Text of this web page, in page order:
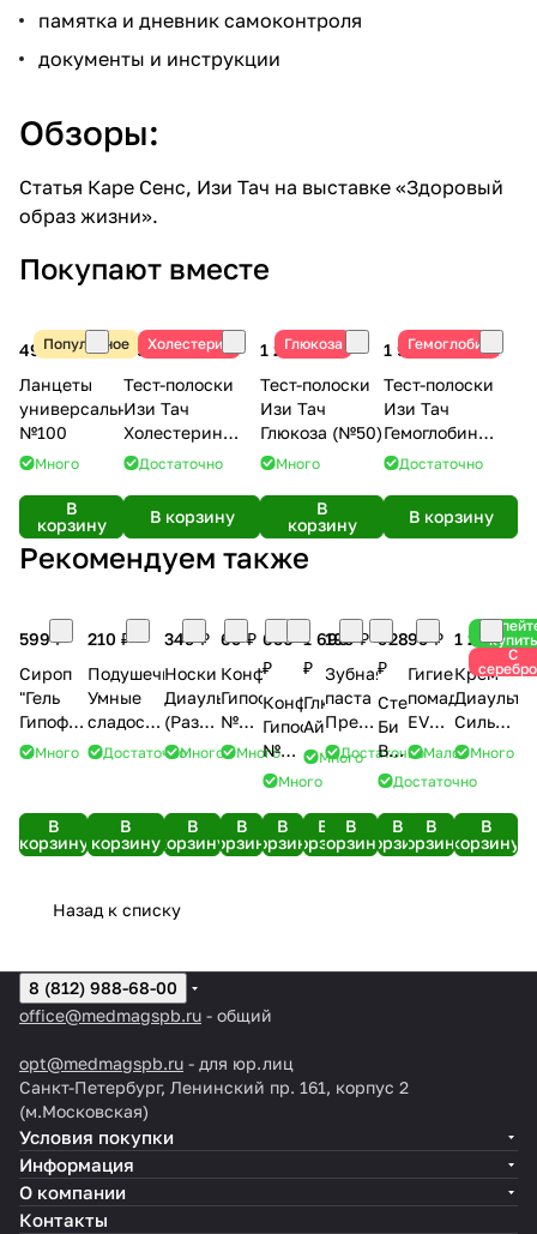
памятка и дневник самоконтроля
документы и инструкции
Обзоры:
Статья Каре Сенс, Изи Тач на выставке «Здоровый
образ жизни».
Покупают вместе
Популярное
490 ₽
Ланцеты
универсальные
№100
Много
В
корзину
Холестерин
1 990 ₽
Тест-полоски
Изи Тач
Холестерин
(№10)
Достаточно
В корзину
Глюкоза
1 250 ₽
Тест-полоски
Изи Тач
Глюкоза (№50)
Много
В
корзину
Гемоглобин
1 990 ₽
Тест-полоски
Изи Тач
Гемоглобин
(№25)
Достаточно
В корзину
Рекомендуем также
599 ₽
Сироп
"Гель
Гипофри"
1 ХЕ
коробка
(10 шт)
Много
В
корзину
210 ₽
Подушечки
Умные
сладости
(со
(150 г)
Достаточно
В
корзину
349 ₽
Носки
Диаультрадерм
(Размер
40-42.
Много
В
корзину
69 ₽
Конфеты
Гипофри
№3
(клубника)
Много
В
корзину
650
₽
Конфеты
Гипофри
№54
(малина)
Много
В
корзину
1 690
₽
Глюкометр
АйЧек
Много
В
корзину
199 ₽
Зубная
паста
Превентин
Диа
(мята
Достаточно
В
корзину
928
₽
Стетоскоп
Би
Велл
WS-Достаточно
В
корзину
99 ₽
Гигиеническая
помада
EVO
Гиалурон
Мало
В
корзину
купить
С
1 299 ₽
Крем
Сильвер
мл)
Много
В
корзину
Назад к списку
8 (812) 988-68-00
office@medmagspb.ru - общий
opt@medmagspb.ru - для юр.лиц
Санкт-Петербург, Ленинский пр. 161, корпус 2
(м.Московская)
Условия покупки
Информация
О компании
Контакты